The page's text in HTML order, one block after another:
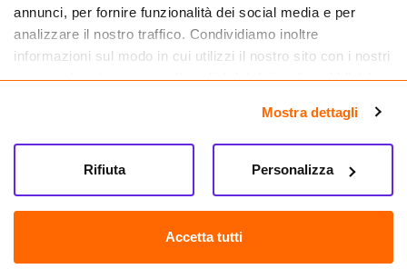
annunci, per fornire funzionalità dei social media e per
analizzare il nostro traffico. Condividiamo inoltre
informazioni sul modo in cui utilizzi il nostro sito con i nostri
partner che si occupano di analisi dei dati web, pubblicità e
informazioni che hai fornito loro o che hanno raccolto dal
tuo utilizzo dei loro servizi.
Mostra dettagli
Accetta tutti
Personalizza
Rifiuta
Farma.it S.a.s. P. IVA 07417261216 REA: NA-884088
CREDITS
Sede legale Via delle Repubbliche Marinare 128, 80147 Napoli